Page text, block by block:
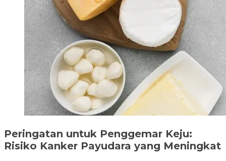
Peringatan untuk Penggemar Keju:
Risiko Kanker Payudara yang Meningkat